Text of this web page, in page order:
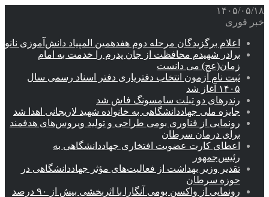
۱۴۰۵/۰۵/۱۸
خبر فوری
اعلام برگزیدگان مرحله دوم هفدهمین المپیاد دانش‌آموزی نانو
برادر شهیدم محافظت از جان پدرم را خدمت به امام
زمان(عج) می دانست
ثبت نام آزمون انتخاب دفتریاری دفتر اسناد رسمی سال
۱۴۰۵ آغاز شد
رندرهای دو تبلت سامسونگ فاش شد
جایزه ملی جهاددانشگاهی به خانواده شهید لاریجانی اهدا شد
رونمایی از فناوری بومی طراحی و تولید ویروس‌های هدفمند
برای درمان سرطان
اعطای کارت عضویت افتخاری جهاددانشگاهی به
رئیس‌جمهور
تقدیر وزیر بهداشت از فعالیت‌های مؤثر جهاددانشگاهی در
حوزه سرطان
رونمایی از واکسن بومی آنگارا با اثربخشی بیش از ۹۰ درصد